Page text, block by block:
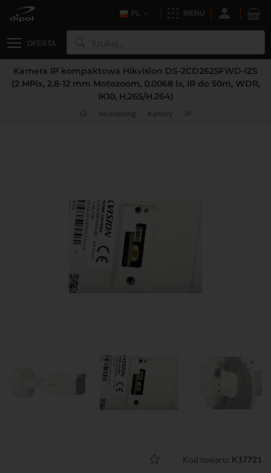
PL MENU
OFERTA
Kamera IP kompaktowa Hikvision DS-2CD2625FWD-IZS
(2 MPix, 2.8-12 mm Motozoom, 0.0068 lx, IR do 50m, WDR,
IK10, H.265/H.264)
Monitoring Kamery IP
Kod towaru: K17721